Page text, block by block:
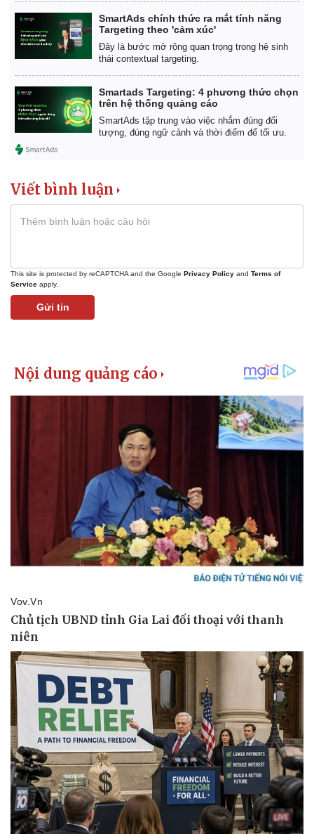
Thông tin doanh nghiệp
Doanh nghiệp 24h
Doanh nhân
Vì cộng đồng
Công nghệ
Tin Công nghệ
Trải nghiệm
Chuyển đổi số
SmartAds chính thức ra mắt tính năng
Targeting theo 'cảm xúc'
Đây là bước mở rộng quan trọng trong hệ sinh
thái contextual targeting.
Smartads Targeting: 4 phương thức chọn
trên hệ thống quảng cáo
SmartAds tập trung vào việc nhắm đúng đối
tượng, đúng ngữ cảnh và thời điểm để tối ưu.
Viết bình luận
This site is protected by reCAPTCHA and the Google Privacy Policy and Terms of
Service apply.
Gửi tin